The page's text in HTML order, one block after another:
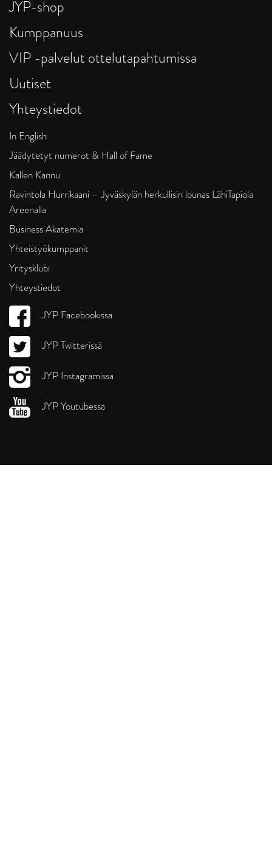
JYP-shop
Kumppanuus
VIP -palvelut ottelutapahtumissa
Uutiset
Yhteystiedot
In English
Jäädytetyt numerot & Hall of Fame
Kallen Kannu
Ravintola Hurrikaani – Jyväskylän herkullisin lounas LähiTapiola
Areenalla
Business Akatemia
Yhteistyökumppanit
Yritysklubi
Yhteystiedot
JYP Facebookissa
JYP Twitterissä
JYP Instagramissa
JYP Youtubessa